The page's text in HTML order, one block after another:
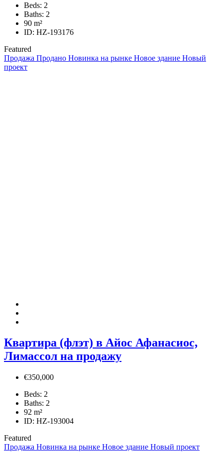
Beds: 2
Baths: 2
90 m²
ID: HZ-193176
Featured
Продажа Продано Новинка на рынке Новое здание Новый
проект
Квартира (флэт) в Айос Афанасиос,
Лимассол на продажу
€350,000
Beds: 2
Baths: 2
92 m²
ID: HZ-193004
Featured
Продажа Новинка на рынке Новое здание Новый проект